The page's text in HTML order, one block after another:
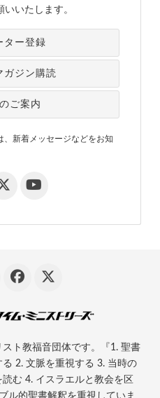
いたします。
ター登録
ガジン購読
ご案内
、新着メッセージなどをお知
ト教福音団体です。『1. 聖書
2. 文脈を重視する 3. 当時の
む 4. イスラエルと教会を区
ル的聖書解釈を重視していま